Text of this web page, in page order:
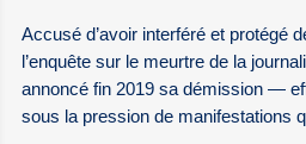
Accusé d’avoir interféré et protégé
l’enquête sur le meurtre de la
annoncé fin 2019 sa démission —
sous la pression de manifestations